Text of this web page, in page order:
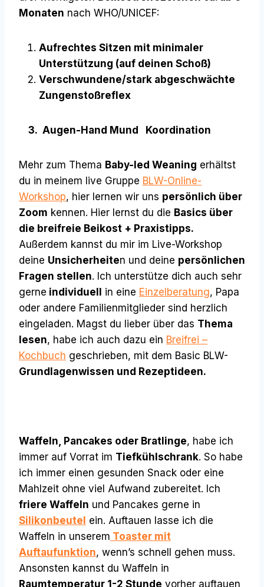
Monaten nach WHO/UNICEF:
Aufrechtes Sitzen mit minimaler
Unterstützung (auf deinen Schoß)
Verschwundene/stark abgeschwächte
Zungenstoßreflex
3. Augen-Hand Mund Koordination
Mehr zum Thema Baby-led Weaning erhältst
du in meinem live Gruppe BLW-Online-
Workshop, hier lernen wir uns persönlich über
Zoom kennen. Hier lernst du die Basics über
die breifreie Beikost + Praxistipps.
Außerdem kannst du mir im Live-Workshop
deine Unsicherheiten und deine persönlichen
Fragen stellen. Ich unterstütze dich auch sehr
gerne individuell in eine Einzelberatung, Papa
oder andere Familienmitglieder sind herzlich
eingeladen. Magst du lieber über das Thema
lesen, habe ich auch dazu ein Breifrei –
Kochbuch geschrieben, mit dem Basic BLW-
Grundlagenwissen und Rezeptideen.
Waffeln, Pancakes oder Bratlinge, habe ich
immer auf Vorrat im Tiefkühlschrank. So habe
ich immer einen gesunden Snack oder eine
Mahlzeit ohne viel Aufwand zubereitet. Ich
friere Waffeln und Pancakes gerne in
Silikonbeutel ein. Auftauen lasse ich die
Waffeln in unserem Toaster mit
Auftaufunktion, wenn’s schnell gehen muss.
Ansonsten kannst du Waffeln in
Raumtemperatur 1-2 Stunde vorher auftauen